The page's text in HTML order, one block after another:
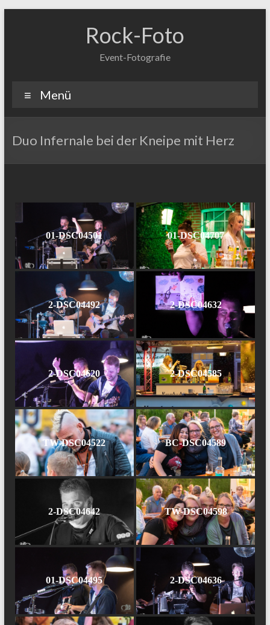
Rock-Foto
Event-Fotografie
Menü
Duo Infernale bei der Kneipe mit Herz
01-DSC04501 01-DSC04707
2-DSC04492 2-DSC04632
2-DSC04620 2-DSC04585
TW-DSC04522 BC-DSC04589
2-DSC04642 TW-DSC04598
01-DSC04495 2-DSC04636